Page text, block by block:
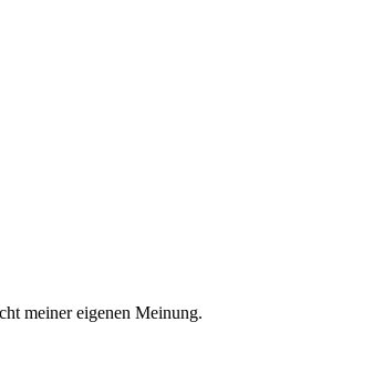
meiner eigenen Meinung.